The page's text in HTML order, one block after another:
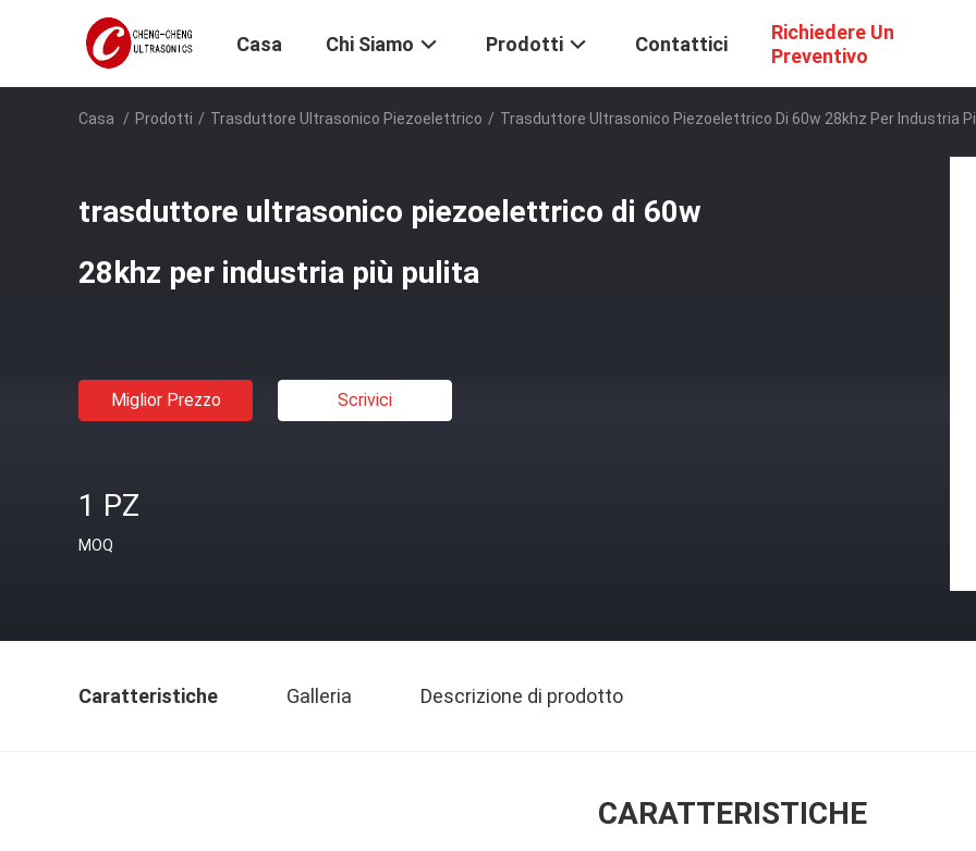
Casa Chi Siamo Prodotti Contattici
Richiedere Un
Preventivo
Casa / Prodotti / Trasduttore Ultrasonico Piezoelettrico / Trasduttore Ultrasonico Piezoelettrico Di 60w 28khz Per Industria
trasduttore ultrasonico piezoelettrico di 60w
28khz per industria più pulita
Miglior Prezzo Scrivici
1 PZ
MOQ
Caratteristiche Galleria Descrizione di prodotto
CARATTERISTICHE